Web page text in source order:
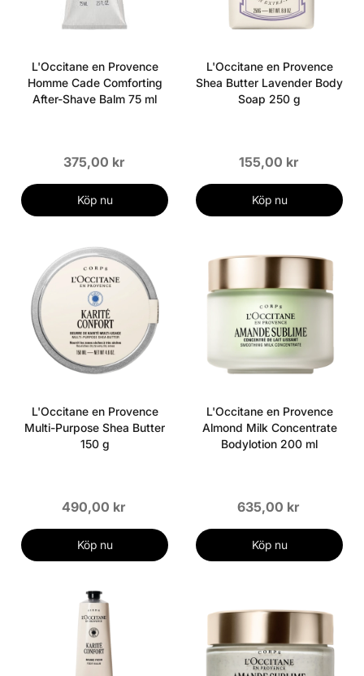
L'Occitane en Provence
Homme Cade Comforting
After-Shave Balm 75 ml
375,00 kr
Köp nu
L'Occitane en Provence
Shea Butter Lavender Body
Soap 250 g
155,00 kr
Köp nu
L'Occitane en Provence
Multi-Purpose Shea Butter
150 g
490,00 kr
Köp nu
L'Occitane en Provence
Almond Milk Concentrate
Bodylotion 200 ml
635,00 kr
Köp nu